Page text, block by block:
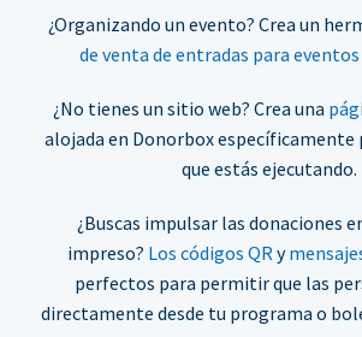
¿Organizando un evento? Crea un
de venta de entradas para eventos
¿No tienes un sitio web? Crea una
alojada en Donorbox específicamente
que estás ejecutando.
¿Buscas impulsar las donaciones
impreso? Los códigos QRy
perfectos para permitir que las
directamente desde tu programa o